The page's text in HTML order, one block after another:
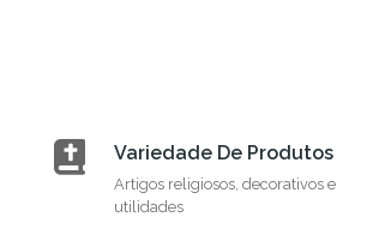
Variedade De Produtos
Artigos religiosos, decorativos e
utilidades